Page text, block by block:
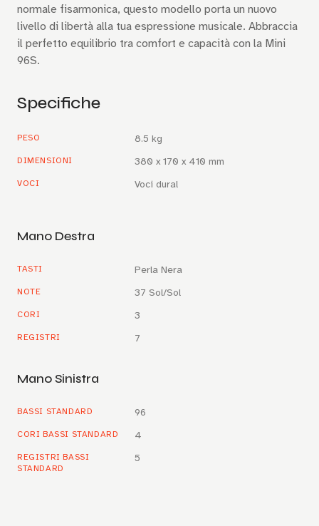
normale fisarmonica, questo modello porta un nuovo
livello di libertà alla tua espressione musicale. Abbraccia
il perfetto equilibrio tra comfort e capacità con la Mini
96S.
Specifiche
PESO 8.5 kg
DIMENSIONI 380 x 170 x 410 mm
VOCI Voci dural
Mano Destra
TASTI Perla Nera
NOTE 37 Sol/Sol
CORI 3
REGISTRI 7
Mano Sinistra
BASSI STANDARD 96
CORI BASSI STANDARD 4
REGISTRI BASSI
STANDARD
5